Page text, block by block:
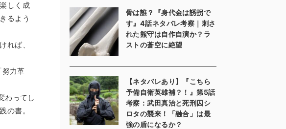
しく成
るよう
れば、
力革
わってし
の書。
骨は誰？『身代金は誘拐で
す』4話ネタバレ考察｜刺さ
れた熊守は自作自演か？ラ
ストの蒼空に絶望
【ネタバレあり】『こちら
予備自衛英雄補？！』第5話
考察：武田真治と死刑囚シ
ロタの襲来！「融合」は最
強の盾になるか？